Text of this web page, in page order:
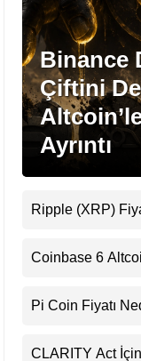
Binance
Çiftini
Ayrıntı
Ripple (XRP)
Uyarı
Coinbase 6
Pi Coin Fiyatı
Destekledi
CLARITY Act